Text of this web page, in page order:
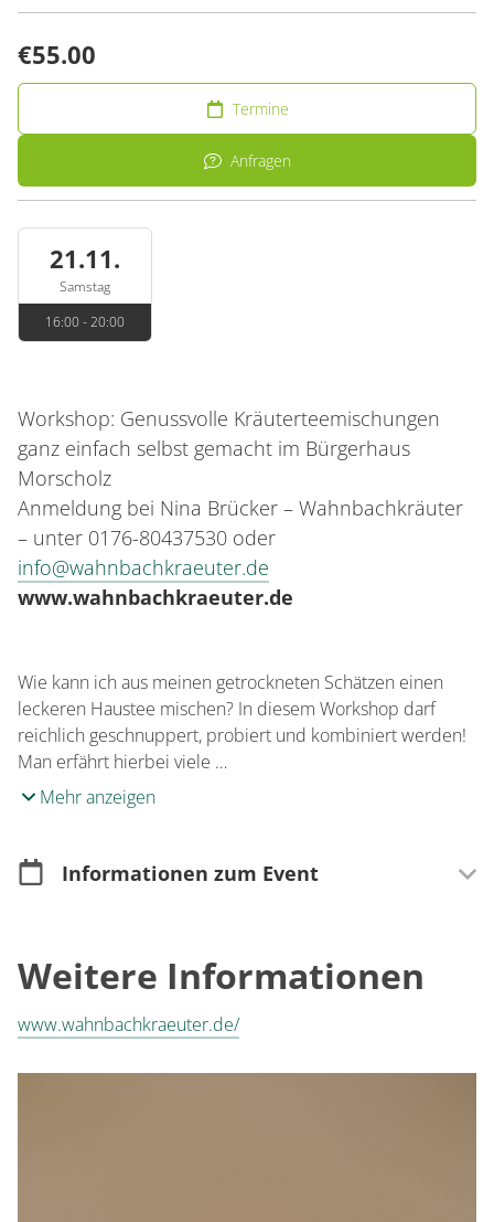
€55.00
Termine
Anfragen
21.11.
Samstag
16:00 - 20:00
Workshop: Genussvolle Kräuterteemischungen
ganz einfach selbst gemacht im Bürgerhaus
Morscholz
Anmeldung bei Nina Brücker – Wahnbachkräuter
– unter 0176-80437530 oder
info@wahnbachkraeuter.de
www.wahnbachkraeuter.de
Wie kann ich aus meinen getrockneten Schätzen einen
leckeren Haustee mischen? In diesem Workshop darf
reichlich geschnuppert, probiert und kombiniert werden!
Man erfährt hierbei viele …
Mehr anzeigen
Informationen zum Event
Anmeldung erforderlich
Informationen zur Anmeldung
Anmeldung bei Nina Brücker – Wahnbachkräuter –
Weitere Informationen
www.wahnbachkraeuter.de/